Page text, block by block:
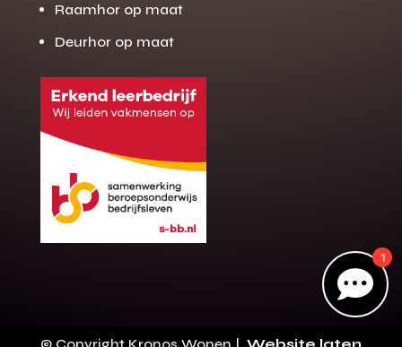
Gratis offerte
op maat?
10 jaar garantie op de montage
Volledig ontzorgd
Wij werken landelijk
100+ stoffen
Raamhor op maat
Deurhor op maat

1